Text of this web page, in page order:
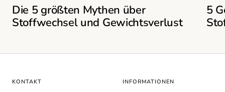
Die 5 größten Mythen über
Stoffwechsel und Gewichtsverlust
5
KONTAKT INFORMATIONEN